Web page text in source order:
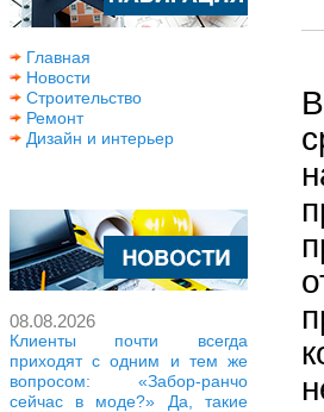
Главная
Новости
Строительство
Ремонт
Дизайн и интерьер
08.08.2026
Клиенты почти всегда
приходят с одним и тем же
вопросом: «Забор-ранчо
сейчас в моде?» Да, такие